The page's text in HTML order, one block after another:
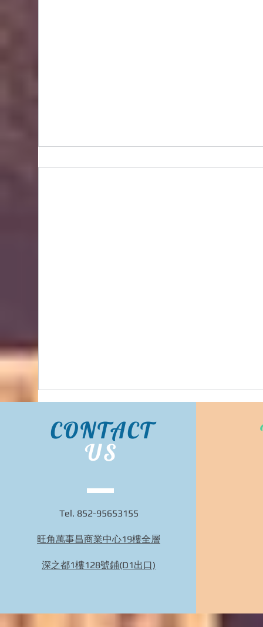
BIDHONGKONG - 香港專業韓國29cm代購服務 |
CONTACT
US
Tel. 852-95653155
旺角萬事昌商業中心19樓全層
深之都1樓128號鋪(D1出口)